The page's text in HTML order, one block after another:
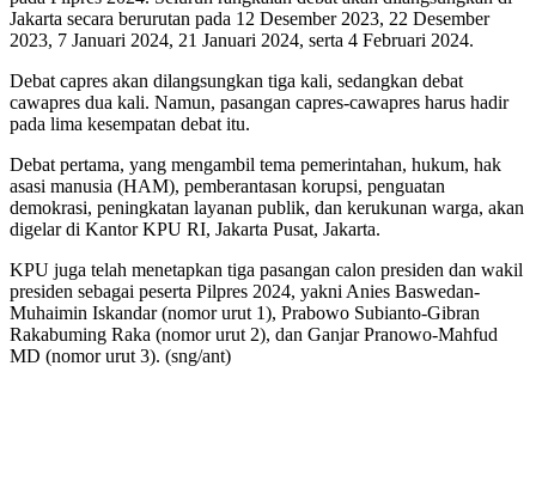
Jakarta secara berurutan pada 12 Desember 2023, 22 Desember
2023, 7 Januari 2024, 21 Januari 2024, serta 4 Februari 2024.
Debat capres akan dilangsungkan tiga kali, sedangkan debat
cawapres dua kali. Namun, pasangan capres-cawapres harus hadir
pada lima kesempatan debat itu.
Debat pertama, yang mengambil tema pemerintahan, hukum, hak
asasi manusia (HAM), pemberantasan korupsi, penguatan
demokrasi, peningkatan layanan publik, dan kerukunan warga, akan
digelar di Kantor KPU RI, Jakarta Pusat, Jakarta.
KPU juga telah menetapkan tiga pasangan calon presiden dan wakil
presiden sebagai peserta Pilpres 2024, yakni Anies Baswedan-
Muhaimin Iskandar (nomor urut 1), Prabowo Subianto-Gibran
Rakabuming Raka (nomor urut 2), dan Ganjar Pranowo-Mahfud
MD (nomor urut 3). (sng/ant)